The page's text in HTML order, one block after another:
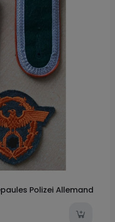
Polizei Allemand